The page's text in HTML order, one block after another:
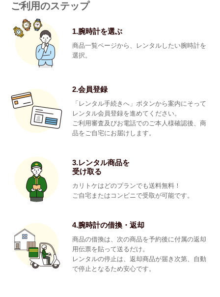
ご利用のステップ
1.腕時計を選ぶ
商品一覧ページから、レンタルしたい腕時計を
選択。
2.会員登録
「レンタル手続きへ」ボタンから案内にそって
レンタル会員登録を進めてください。
ご利用審査及びお電話でのご本人様確認後、商
品をご自宅にお届けします。
3.レンタル商品を
受け取る
カリトケはどのプランでも送料無料！
ご自宅またはコンビニで受取が可能です。
4.腕時計の借換・返却
商品の借換は、次の商品を予約後に付属の返却
用伝票を貼って送るだけ。
レンタルの停止は、返却商品が届き次第、自動
で停止となるため安心です。